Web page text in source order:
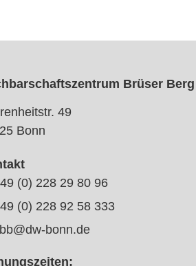
Brüser Berg
49
Bonn
(0) 228 29 80 96
(0) 228 92 58 333
bonn.de